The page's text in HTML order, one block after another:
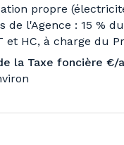
propre
de l'Agence : 15 %
et HC, à charge du
la Taxe foncière €/